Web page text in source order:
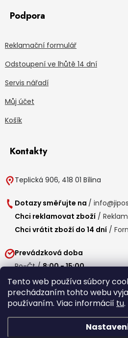
Tento web používa súbory
prechádzaním tohto webu
používaním. Viac informácií tu.
Podpora
Reklamační formulář
Odstoupení ve lhůtě 14 dní
Servis nářadí
Můj účet
Košík
Kontakty
Teplická 906, 418 01 Bílina
Dotazy směřujte na /
Chci reklamovat zboží /
Chci vrátit zboží do 14 dní /
Prevádzková doba
Po-Čt /8:00 - 15:00
Pá / 7:30 - 14:30
Obedňajšia prestávka /11:00 -